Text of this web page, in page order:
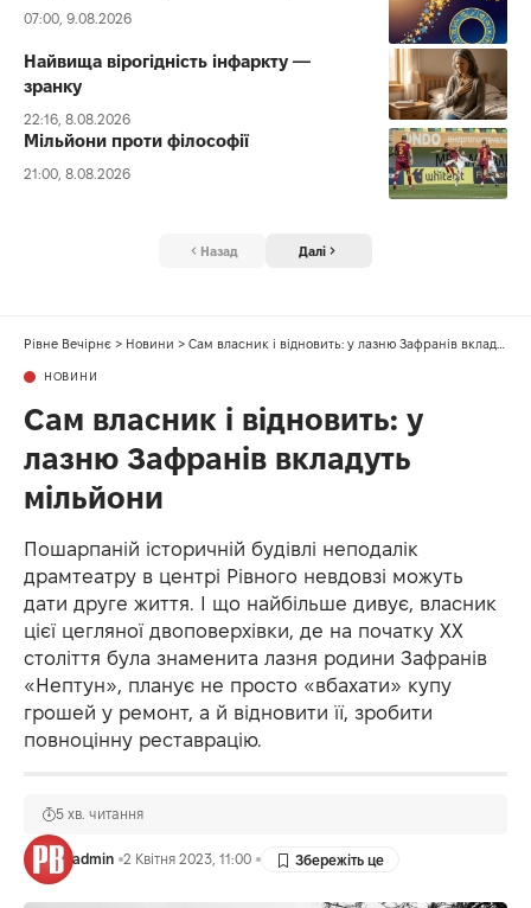
07:00, 9.08.2026
Найвища вірогідність інфаркту —
зранку
22:16, 8.08.2026
Мільйони проти філософії
21:00, 8.08.2026
Назад Далі
Рівне Вечірнє > Новини > Сам власник і відновить: у лазню Зафранів вкладуть мільйони
НОВИНИ
Сам власник і відновить: у
лазню Зафранів вкладуть
мільйони
Пошарпаній історичній будівлі неподалік
драмтеатру в центрі Рівного невдовзі можуть
дати друге життя. І що найбільше дивує, власник
цієї цегляної двоповерхівки, де на початку ХХ
століття була знаменита лазня родини Зафранів
«Нептун», планує не просто «вбахати» купу
грошей у ремонт, а й відновити її, зробити
повноцінну реставрацію.
admin 2 Квітня 2023, 11:00
5 хв. читання